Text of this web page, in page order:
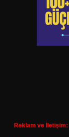
Reklam ve İletişim: